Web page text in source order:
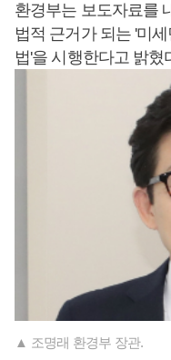
환경부는 보도자료를
법적 근거가 되는 '미
법'을 시행한다고 밝혔
▲ 조명래 환경부 장관.